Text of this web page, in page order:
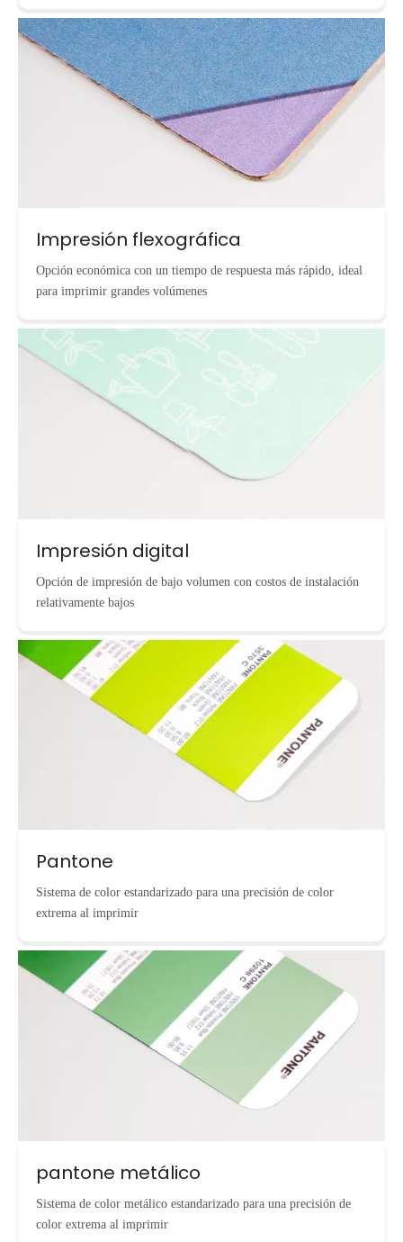
Impresión flexográfica
Opción económica con un tiempo de respuesta más rápido, ideal
para imprimir grandes volúmenes
Impresión digital
Opción de impresión de bajo volumen con costos de instalación
relativamente bajos
Pantone
Sistema de color estandarizado para una precisión de color
extrema al imprimir
pantone metálico
Sistema de color metálico estandarizado para una precisión de
color extrema al imprimir